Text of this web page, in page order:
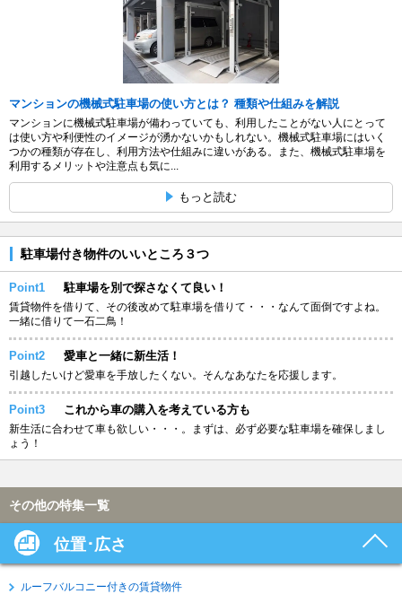
マンションの機械式駐車場の使い方とは？ 種類や仕組みを解説
マンションに機械式駐車場が備わっていても、利用したことがない人にとって
は使い方や利便性のイメージが湧かないかもしれない。機械式駐車場にはいく
つかの種類が存在し、利用方法や仕組みに違いがある。また、機械式駐車場を
利用するメリットや注意点も気に...
もっと読む
駐車場付き物件のいいところ３つ
Point1 駐車場を別で探さなくて良い！
賃貸物件を借りて、その後改めて駐車場を借りて・・・なんて面倒ですよね。
一緒に借りて一石二鳥！
Point2 愛車と一緒に新生活！
引越したいけど愛車を手放したくない。そんなあなたを応援します。
Point3 これから車の購入を考えている方も
新生活に合わせて車も欲しい・・・。まずは、必ず必要な駐車場を確保しまし
ょう！
その他の特集一覧
位置･広さ
ルーフバルコニー付きの賃貸物件